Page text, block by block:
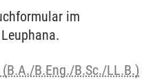
im
B.Eng./B.Sc./LL.B.)